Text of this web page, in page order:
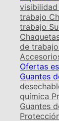
visibilidad
trabajo
trabajo
de trabajo
Ofertas
Guantes
química
Guantes